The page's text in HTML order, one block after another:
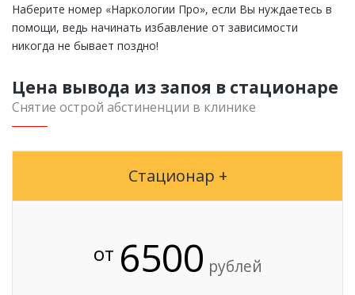
Наберите номер «Наркологии Про», если Вы нуждаетесь в
помощи, ведь начинать избавление от зависимости
никогда не бывает поздно!
Цена вывода из запоя в стационаре
Снятие острой абстиненции в клинике
Стационар +
от 6500 рублей